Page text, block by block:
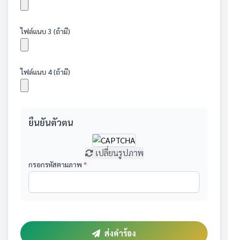
ไฟล์แนบ 3 (ถ้ามี)
ไฟล์แนบ 4 (ถ้ามี)
ยืนยันตัวตน
เปลี่ยนรูปภาพ
กรอกรหัสตามภาพ *
ส่งคำร้อง